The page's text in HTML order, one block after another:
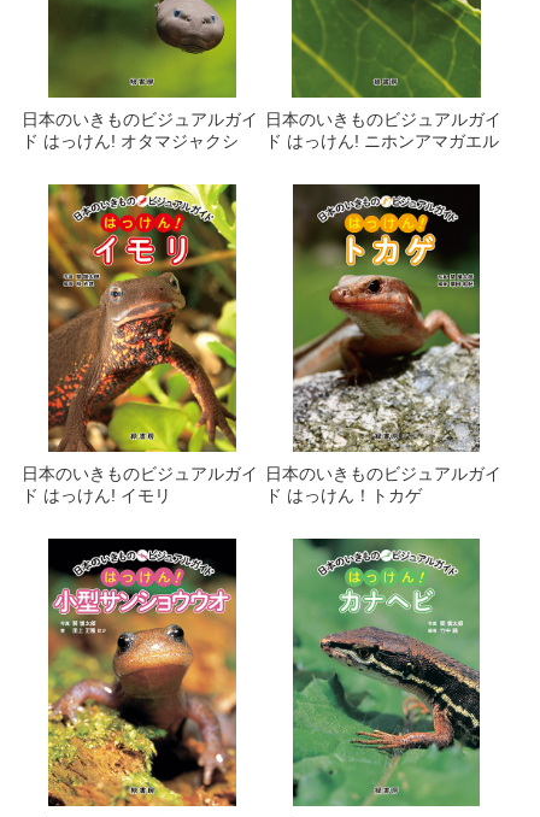
日本のいきものビジュアルガイ
ド はっけん! オタマジャクシ
日本のいきものビジュアルガイ
ド はっけん! ニホンアマガエル
日本のいきものビジュアルガイ
ド はっけん! イモリ
日本のいきものビジュアルガイ
ド はっけん！トカゲ